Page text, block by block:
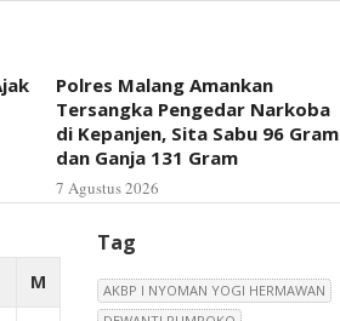
Polres Malang Amankan
Tersangka Pengedar Narkoba
di Kepanjen, Sita Sabu 96 Gram
dan Ganja 131 Gram
7 Agustus 2026
M
Tag
AKBP I NYOMAN YOGI HERMAWAN